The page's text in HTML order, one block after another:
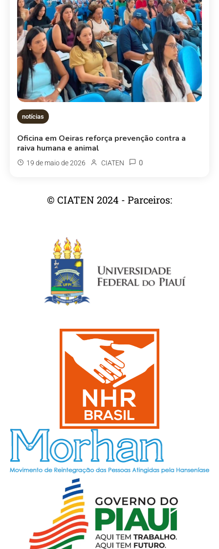
notícias
Oficina em Oeiras reforça prevenção contra a
raiva humana e animal
19 de maio de 2026 CIATEN 0
© CIATEN 2024 - Parceiros: